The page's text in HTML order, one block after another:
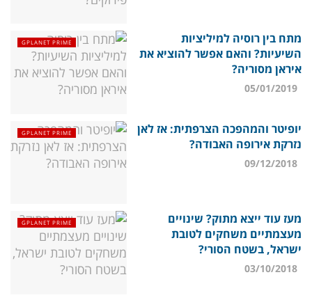
GPLANET PRIME
מתח בין רוסיה למיליציות
השיעיות? והאם אפשר להוציא את
איראן מסוריה?
GPLANET PRIME
יופיטר והמהפכה הצרפתית: אז לאן
נזרקת אירופה האבודה?
GPLANET PRIME
מעז עוד ייצא מתוק? שינויים
מעצמתיים משחקים לטובת
ישראל, בשטח הסורי?